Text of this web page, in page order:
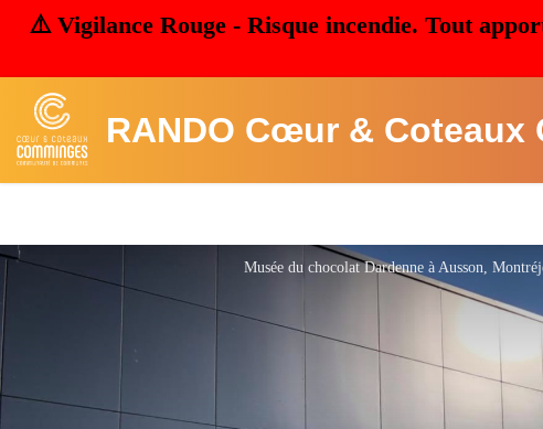
⚠️ Vigilance Rouge - Risque incendie. Tout
RANDO Cœur & Coteaux